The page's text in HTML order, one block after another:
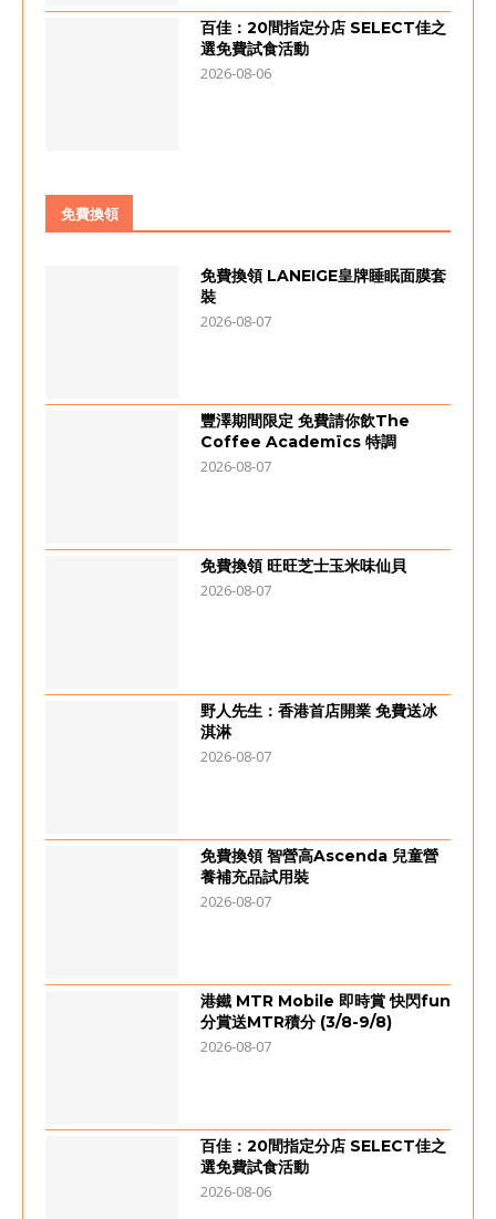
百佳：20間指定分店 SELECT佳之
選免費試食活動
2026-08-06
免費換領
免費換領 LANEIGE皇牌睡眠面膜套
裝
2026-08-07
豐澤期間限定 免費請你飲The
Coffee Academïcs 特調
2026-08-07
免費換領 旺旺芝士玉米味仙貝
2026-08-07
野人先生：香港首店開業 免費送冰
淇淋
2026-08-07
免費換領 智營高Ascenda 兒童營
養補充品試用裝
2026-08-07
港鐵 MTR Mobile 即時賞 快閃fun
分賞送MTR積分 (3/8-9/8)
2026-08-07
百佳：20間指定分店 SELECT佳之
選免費試食活動
2026-08-06